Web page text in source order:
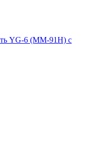
YG-6 (MM-91Н) с